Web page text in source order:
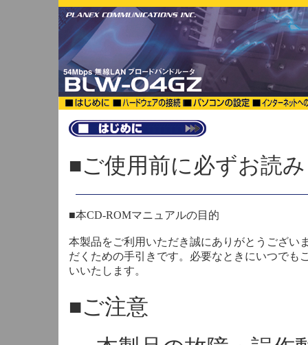
■ご使用前に必ずお読
■本CD-ROMマニュアルの目的
本製品をご利用いただき誠にありがとうござい
だくための手引きです。必要なときにいつでも
いいたします。
■ご注意